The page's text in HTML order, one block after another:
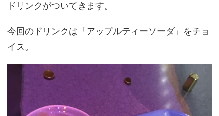
ドリンクがついてきます。
今回のドリンクは「アップルティーソーダ」をチョ
イス。